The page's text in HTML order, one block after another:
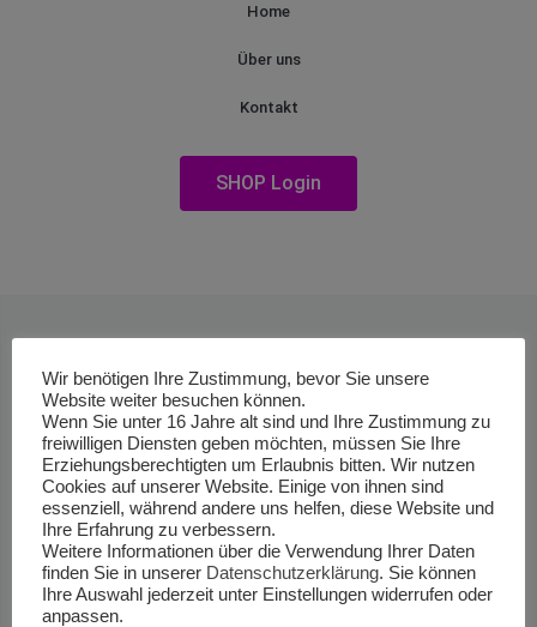
Home
Über uns
Kontakt
SHOP Login
Wir benötigen Ihre Zustimmung, bevor Sie unsere
Website weiter besuchen können.
Wenn Sie unter 16 Jahre alt sind und Ihre Zustimmung zu
freiwilligen Diensten geben möchten, müssen Sie Ihre
Erziehungsberechtigten um Erlaubnis bitten. Wir nutzen
Cookies auf unserer Website. Einige von ihnen sind
essenziell, während andere uns helfen, diese Website und
Ihre Erfahrung zu verbessern.
Weitere Informationen über die Verwendung Ihrer Daten
finden Sie in unserer Datenschutzerklärung. Sie können
Ihre Auswahl jederzeit unter Einstellungen widerrufen oder
anpassen.